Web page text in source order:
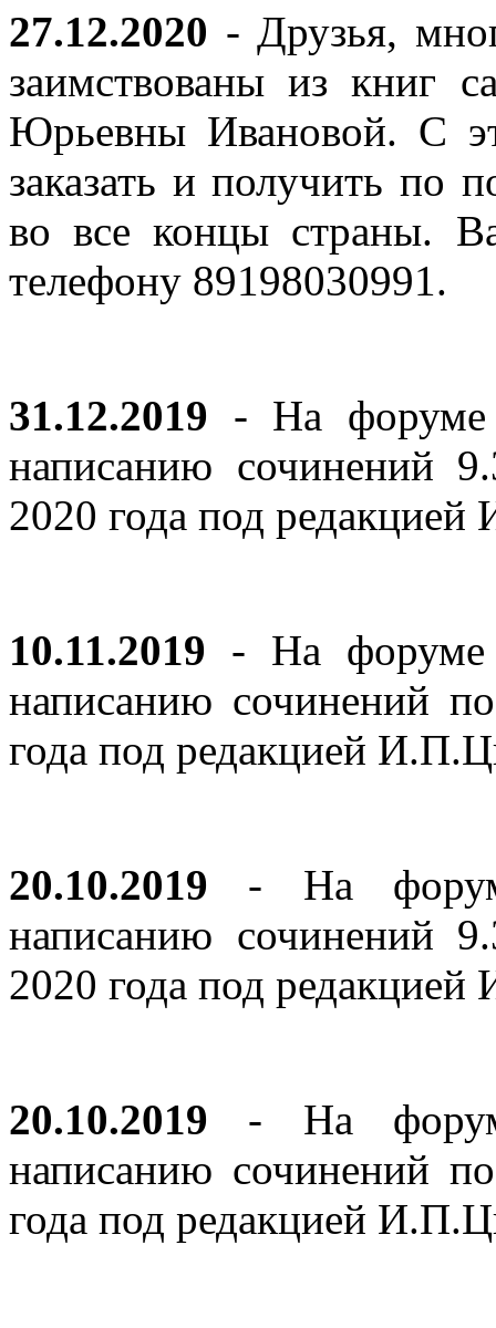
27.12.2020 - Друзья,
заимствованы из книг
Юрьевны Ивановой. С
заказать и получить по
во все концы страны.
телефону 89198030991.
31.12.2019 - На форуме
написанию сочинений
2020 года под
10.11.2019 - На форуме
написанию сочинений
года под редакцией
20.10.2019 - На
написанию сочинений
2020 года под
20.10.2019 - На
написанию сочинений
года под редакцией